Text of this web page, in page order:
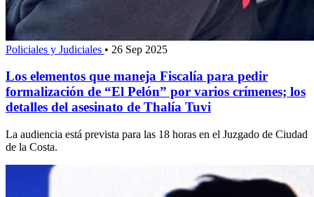
Policiales y Judiciales • 26 Sep 2025
Los elementos que maneja Fiscalía para pedir
formalización de “El Pelón” por varios crímenes; los
detalles del asesinato de Thalía Tuvi
La audiencia está prevista para las 18 horas en el Juzgado de Ciudad
de la Costa.